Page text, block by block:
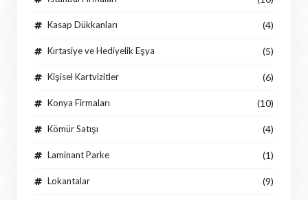
Kasap Dükkanları (4)
Kırtasiye ve Hediyelik Eşya (5)
Kişisel Kartvizitler (6)
Konya Firmaları (10)
Kömür Satışı (4)
Laminant Parke (1)
Lokantalar (9)